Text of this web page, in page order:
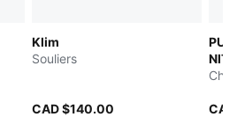
Klim
Souliers
CAD $140.00